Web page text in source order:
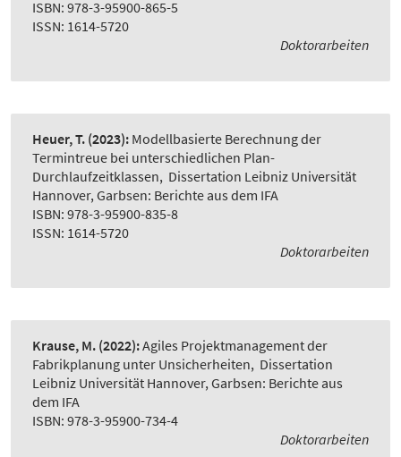
ISBN: 978-3-95900-865-5
ISSN: 1614-5720
Doktorarbeiten
Heuer, T. (2023): Modellbasierte Berechnung der
Termintreue bei unterschiedlichen Plan-
Durchlaufzeitklassen, Dissertation Leibniz Universität
Hannover, Garbsen: Berichte aus dem IFA
ISBN: 978-3-95900-835-8
ISSN: 1614-5720
Doktorarbeiten
Krause, M. (2022):Agiles Projektmanagement der
Fabrikplanung unter Unsicherheiten, Dissertation
Leibniz Universität Hannover, Garbsen: Berichte aus
dem IFA
ISBN: 978-3-95900-734-4
Doktorarbeiten